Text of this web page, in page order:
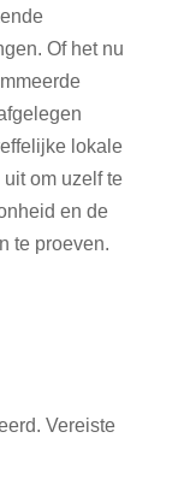
Of het nu
lokale
om uzelf te
en de
te proeven.
Vereiste